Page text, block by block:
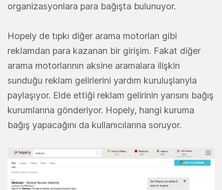
organizasyonlara para bağışta bulunuyor.
Hopely de tıpkı diğer arama motorları gibi
reklamdan para kazanan bir girişim. Fakat diğer
arama motorlarının aksine aramalara ilişkin
sunduğu reklam gelirlerini yardım kuruluşlarıyla
paylaşıyor. Elde ettiği reklam gelirinin yarısını bağış
kurumlarına gönderiyor. Hopely, hangi kuruma
bağış yapacağını da kullanıcılarına soruyor.